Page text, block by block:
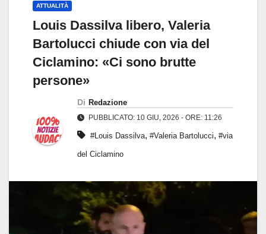
ATTUALITÀ
Louis Dassilva libero, Valeria
Bartolucci chiude con via del
Ciclamino: «Ci sono brutte
persone»
Di Redazione
PUBBLICATO: 10 GIU, 2026 - ORE: 11:26
#Louis Dassilva, #Valeria Bartolucci, #via
del Ciclamino